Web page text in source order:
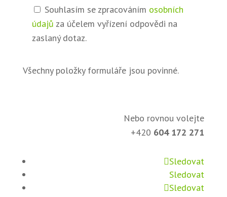
Souhlasím se zpracováním osobních
údajů za účelem vyřízení odpovědi na
zaslaný dotaz.
Všechny položky formuláře jsou povinné.
Nebo rovnou volejte
+420 604 172 271
Sledovat
Sledovat
Sledovat